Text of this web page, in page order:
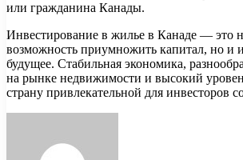
или гражданина Канады.
Инвестирование в жилье в Канаде — это
возможность приумножить капитал, но и
будущее. Стабильная экономика,
на рынке недвижимости и высокий
страну привлекательной для инвесторов